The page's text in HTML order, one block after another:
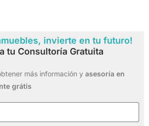
invierte en tu futuro!
tu Consultoría Gratuita
más información y asesoría en
grátis